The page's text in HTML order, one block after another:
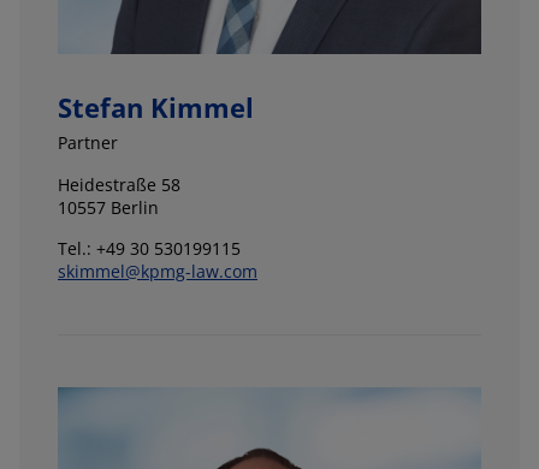
Stefan Kimmel
Partner
Heidestraße 58
10557 Berlin
Tel.: +49 30 530199115
skimmel@kpmg-law.com